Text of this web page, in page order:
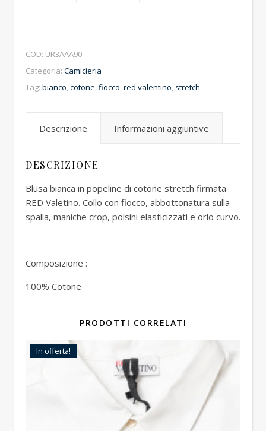
COD: UR3AAA90
Categoria: Camicieria
Tag: bianco,cotone,fiocco,red valentino, stretch
Descrizione Informazioni aggiuntive
DESCRIZIONE
Blusa bianca in popeline di cotone stretch firmata
RED Valetino. Collo con fiocco, abbottonatura sulla
spalla, maniche crop, polsini elasticizzati e orlo curvo.
Composizione :
100% Cotone
PRODOTTI CORRELATI
In offerta!